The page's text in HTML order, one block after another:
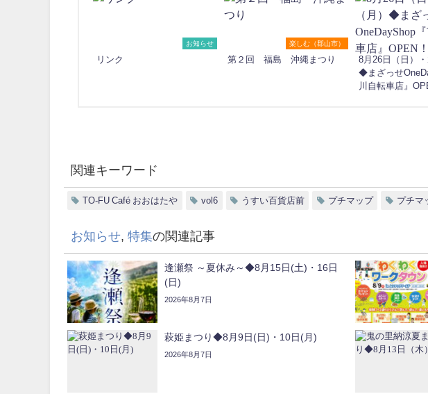
お知らせ
リンク
楽しむ（郡山市）
第２回 福島 沖縄まつり
8月26日（日）・
◆まざっせ
川自転車店』
関連キーワード
TO-FU Café おおはたや vol6 うすい百貨店前 プチマップ プチマ
お知らせ, 特集の関連記事
逢瀬祭 ～夏休み～◆8月15日(土)・16日
(日)
2026年8月7日
萩姫まつり◆8月9日(日)・10日(月)
2026年8月7日